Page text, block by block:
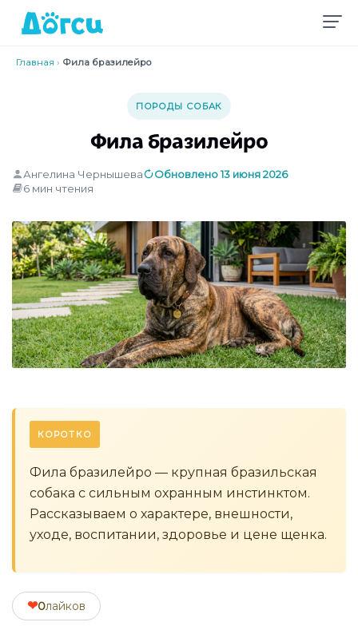
Главная › Фила бразилейро
ПОРОДЫ СОБАК
Фила бразилейро
Ангелина Чернышева
Обновлено 13 июня 2026
6 мин чтения
КОРОТКО
Фила бразилейро — крупная бразильская
собака с сильным охранным инстинктом.
Рассказываем о характере, внешности,
уходе, воспитании, здоровье и цене щенка.
❤0лайков